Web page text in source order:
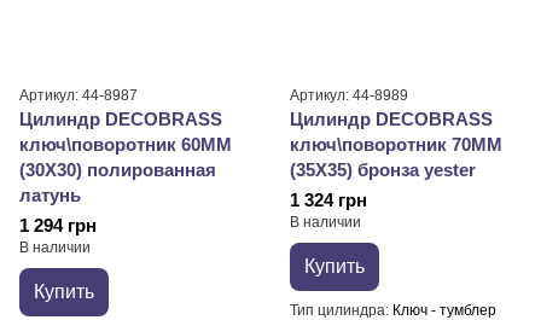
Артикул: 44-8987
Цилиндр DECOBRASS
ключ\поворотник 60MM
(30X30) полированная
латунь
1 294 грн
В наличии
Купить
Артикул: 44-8989
Цилиндр DECOBRASS
ключ\поворотник 70MM
(35X35) бронза yester
1 324 грн
В наличии
Купить
Тип цилиндра Ключ - тумблер